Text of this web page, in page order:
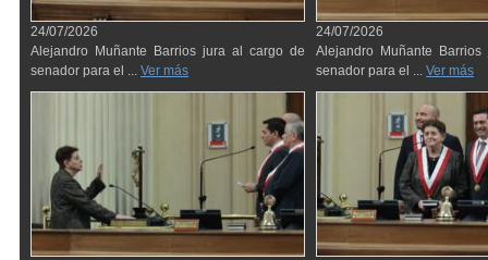
24/07/2026
Alejandro Muñante Barrios jura al cargo de
senador para el ... Ver más
24/07/2026
Alejandro Muñante
senador para el ... Ver más